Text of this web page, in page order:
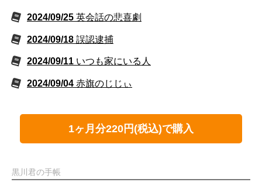
2024/09/25 英会話の悲喜劇
2024/09/18 誤認逮捕
2024/09/11 いつも家にいる人
2024/09/04 赤旗のじじぃ
1ヶ月分220円(税込)で購入
黒川君の手帳